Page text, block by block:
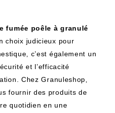
fumée poêle à granulé
choix judicieux pour
c’est également un
et l’efficacité
Chez Granuleshop,
fournir des produits de
quotidien en une